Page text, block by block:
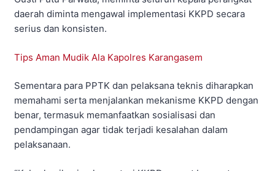
daerah diminta mengawal implementasi KKPD secara
serius dan konsisten.
Tips Aman Mudik Ala Kapolres Karangasem
Sementara para PPTK dan pelaksana teknis diharapkan
memahami serta menjalankan mekanisme KKPD dengan
benar, termasuk memanfaatkan sosialisasi dan
pendampingan agar tidak terjadi kesalahan dalam
pelaksanaan.